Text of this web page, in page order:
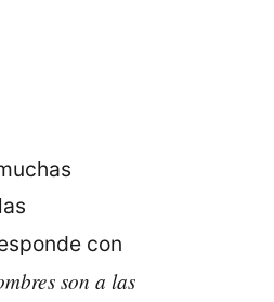
con
son a las